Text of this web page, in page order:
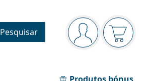
Painel de navegação
está conectado
O cesto
Pesquisar